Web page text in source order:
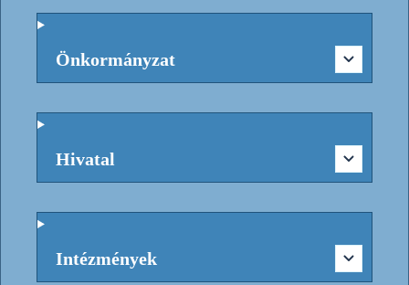
Önkormányzat
Hivatal
Intézmények